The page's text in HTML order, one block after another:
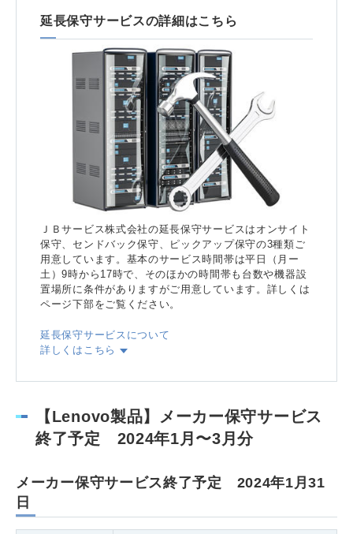
延長保守サービスの詳細はこちら
ＪＢサービス株式会社の延長保守サービスはオンサイト
保守、センドバック保守、ピックアップ保守の3種類ご
用意しています。基本のサービス時間帯は平日（月ー
土）9時から17時で、そのほかの時間帯も台数や機器設
置場所に条件がありますがご用意しています。詳しくは
ページ下部をご覧ください。
延長保守サービスについて
詳しくはこちら
【Lenovo製品】メーカー保守サービス
終了予定 2024年1月〜3月分
メーカー保守サービス終了予定 2024年1月31
日